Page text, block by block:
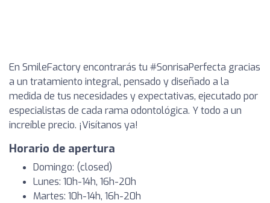
En SmileFactory encontrarás tu #SonrisaPerfecta gracias
a un tratamiento integral, pensado y diseñado a la
medida de tus necesidades y expectativas, ejecutado por
especialistas de cada rama odontológica. Y todo a un
increíble precio. ¡Visítanos ya!
Horario de apertura
Domingo: (closed)
Lunes: 10h-14h, 16h-20h
Martes: 10h-14h, 16h-20h